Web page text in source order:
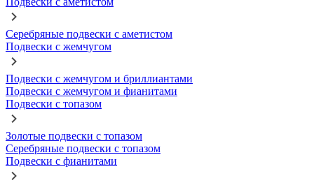
Серебряные подвески с аметистом
Подвески с жемчугом
Подвески с жемчугом и бриллиантами
Подвески с жемчугом и фианитами
Подвески с топазом
Золотые подвески с топазом
Серебряные подвески с топазом
Подвески с фианитами